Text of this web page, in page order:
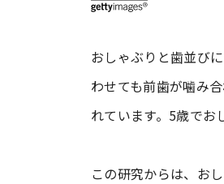
おしゃぶりと歯並び
わせても前歯が噛み
れています。5歳でお
この研究からは、お